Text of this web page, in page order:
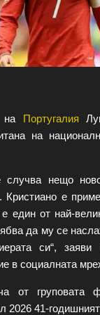
на Португалия
на
случва нещо
Кристиано е
е един от най-
да му се
си“, заяви
в социалната
от груповата
2026 41-